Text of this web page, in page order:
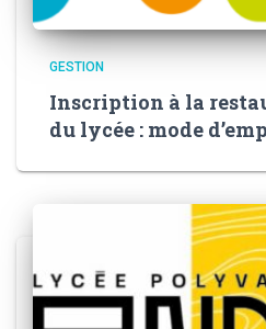
GESTION
Inscription à la
du lycée : mode